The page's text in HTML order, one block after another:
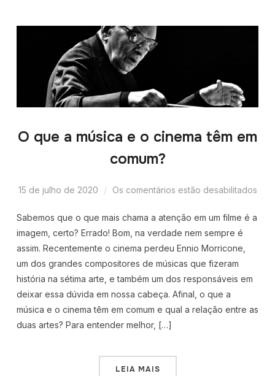
O que a música e o cinema têm em
comum?
15 de julho de 2020 Os comentários estão desabilitados
Sabemos que o que mais chama a atenção em um filme é a
imagem, certo? Errado! Bom, na verdade nem sempre é
assim. Recentemente o cinema perdeu Ennio Morricone,
um dos grandes compositores de músicas que fizeram
história na sétima arte, e também um dos responsáveis em
deixar essa dúvida em nossa cabeça. Afinal, o que a
música e o cinema têm em comum e qual a relação entre as
duas artes? Para entender melhor, […]
LEIA MAIS